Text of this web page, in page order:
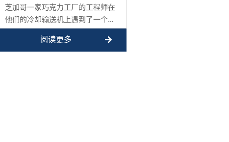
芝加哥一家巧克力工厂的工程师在
他们的冷却输送机上遇到了一个代
价高昂的问题。装有热甜点的托盘
由传送带移动通过一系…
阅读更多